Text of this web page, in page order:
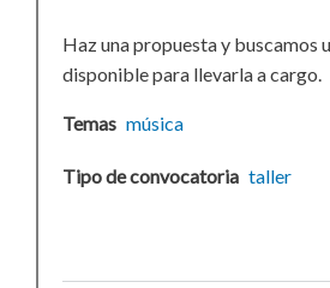
Haz una propuesta y buscamos
disponible para llevarla a cargo.
Temas música
Tipo de convocatoria taller